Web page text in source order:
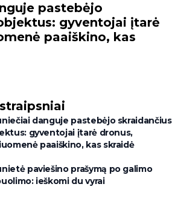
pastebėjo
gyventojai įtarė
paaiškino, kas
danguje pastebėjo skraidančius
gyventojai įtarė dronus,
paaiškino, kas skraidė
paviešino prašymą po galimo
ieškomi du vyrai